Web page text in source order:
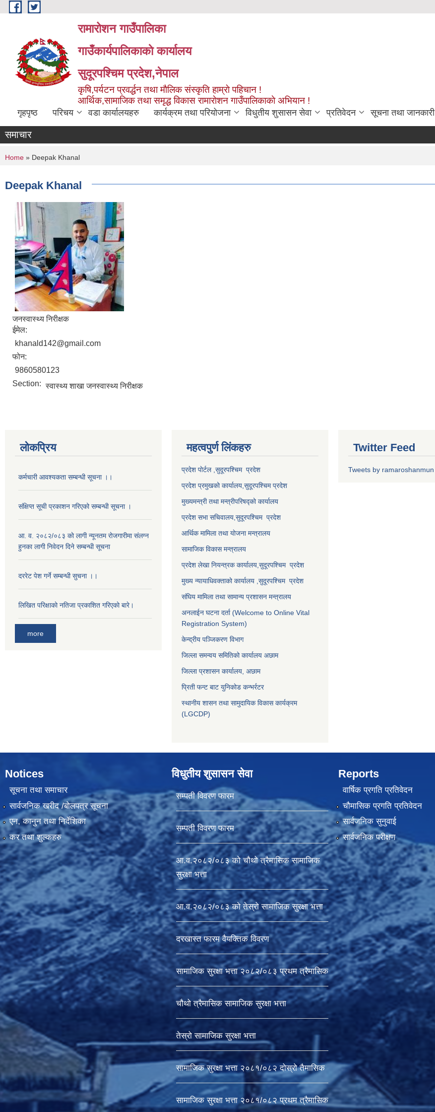
Skip to main content
रामारोशन गाउँपालिका
गाउँकार्यपालिकाकाे कार्यालय
सुदूरपश्चिम प्रदेश,नेपाल
कृषि,पर्यटन प्रवर्द्धन तथा माैलिक संस्कृति हाम्राे पहिचान !
आर्थिक,सामाजिक तथा समृद्ध विकास रामाराेशन गाउँपालिकाकाे अभियान !
गृहपृष्ठ परिचय वडा कार्यालयहरु कार्यक्रम तथा परियोजना विधुतीय शुसासन सेवा प्रतिवेदन सूचना तथा जानकारी
समाचार
You are here
Home » Deepak Khanal
Deepak Khanal
जनस्वास्थ्य निरीक्षक
ईमेल:
khanald142@gmail.com
फोन:
9860580123
Section: स्वास्थ्य शाखा जनस्वास्थ्य निरीक्षक
लोकप्रिय
कर्मचारी आवश्यकता सम्बन्धी सूचना ।।
संक्षिप्त सूची प्रकाशन गरिएको सम्बन्धी सूचना ।
आ. व. २०८२/०८३ को लागी न्यूनतम रोजगारीमा संलग्न
हुनका लागी निवेदन दिने सम्बन्धी सूचना
दररेट पेश गर्ने सम्बन्धी सुचना ।।
लिखित परिक्षाकाे नतिजा प्रकाशित गरिएकाे बारे।
more
महत्वपुर्ण लि‌ंकहरु
प्रदेश पोर्टल ,सुदूरपश्चिम प्रदेश
प्रदेश प्रमुखको कार्यालय, सुदूरपश्चिमप्रदेश
मुख्यमन्त्री तथा मन्त्रीपरिषद्को कार्यालय
प्रदेश सभा सचिवालय, सुदूरपश्चिम प्रदेश
आर्थिक मामिला तथा योजना मन्त्रालय
सामाजिक विकास मन्त्रालय
प्रदेश लेखा नियन्त्रक कार्यालय, सुदूरपश्चिम प्रदेश
मुख्य न्यायाधिवक्ताको कार्यालय , सुदूरपश्चिम प्रदेश
संघिय मामिला तथा सामान्य प्रशासन मन्त्रालय
अनलाईन घटना दर्ता (Welcome to Online Vital
Registration System)
केन्द्रीय पञ्जिकरण विभाग
जिल्ला समन्वय समितिको कार्यालय अछाम
जिल्ला प्रशासन कार्यालय, अछाम
प्रिती फन्ट बाट युनिकोड कन्भर्रटर
स्थानीय शासन तथा सामुदायिक विकास कार्यक्रम
(LGCDP)
Twitter Feed
Tweets by ramaroshanmun
Notices
सूचना तथा समाचार
सार्वजनिक खरीद /बोलपत्र सूचना
एन, कानुन तथा निर्देशिका
कर तथा शुल्कहरु
विधुतीय शुसासन सेवा
सम्पती विवरण फारम
सम्पती विवरण फारम
आ.व.२०८२/०८३ को चौथो त्रैमासिक सामाजिक
सुरक्षा भत्ता
आ.व.२०८२/०८३ को तेस्रो सामाजिक सुरक्षा भत्ता
दरखास्त फारम वैयक्तिक विवरण
सामाजिक सुरक्षा भत्ता २०८२/०८३ प्रथम त्रैमासिक
चौथो त्रैमासिक सामाजिक सुरक्षा भत्ता
तेस्रो सामाजिक सुरक्षा भत्ता
सामाजिक सुरक्षा भत्ता २०८१/०८२ दोस्रो तैमासिक
सामाजिक सुरक्षा भत्ता २०८१/०८२ प्रथम त्रैमासिक
Reports
वार्षिक प्रगति प्रतिवेदन
चौमासिक प्रगति प्रतिवेदन
सार्वजनिक सुनुवाई
सार्वजनिक परीक्षण